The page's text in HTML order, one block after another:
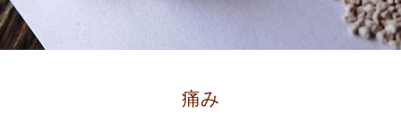
痛み
よくある質問